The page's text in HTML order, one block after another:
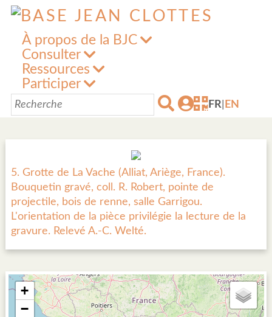
À propos de la BJC
Consulter
Ressources
Participer
FR EN
5. Grotte de La Vache (Alliat, Ariège, France).
Bouquetin gravé, coll. R. Robert, pointe de
projectile, bois de renne, salle Garrigou.
L'orientation de la pièce privilégie la lecture de la
gravure. Relevé A.-C. Welté.
+
−